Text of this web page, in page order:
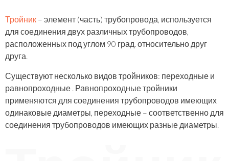
Тройник – элемент (часть) трубопровода, используется
для соединения двух различных трубопроводов,
расположенных под углом 90 град. относительно друг
друга.
Существуют несколько видов тройников: переходные и
равнопроходные . Равнопроходные тройники
применяются для соединения трубопроводов имеющих
одинаковые диаметры, переходные – соответственно для
соединения трубопроводов имеющих разные диаметры.